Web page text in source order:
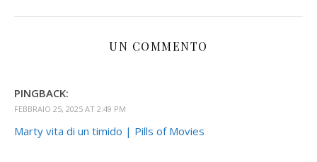
UN COMMENTO
PINGBACK:
FEBBRAIO 25, 2025 AT 2:49 PM
Marty vita di un timido | Pills of Movies